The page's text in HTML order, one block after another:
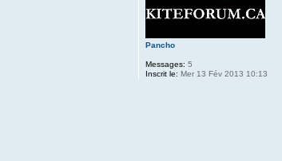
Pancho
Messages: 5
Inscrit le: Mer 13 Fév 2013 10:13